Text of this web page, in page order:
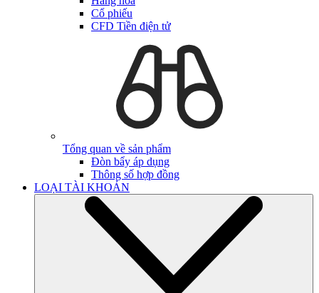
Cổ phiếu
CFD Tiền điện tử
Tổng quan về sản phẩm
Đòn bẩy áp dụng
Thông số hợp đồng
LOẠI TÀI KHOẢN